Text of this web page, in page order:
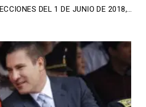
DEL 1 DE JUNIO DE 2018,…